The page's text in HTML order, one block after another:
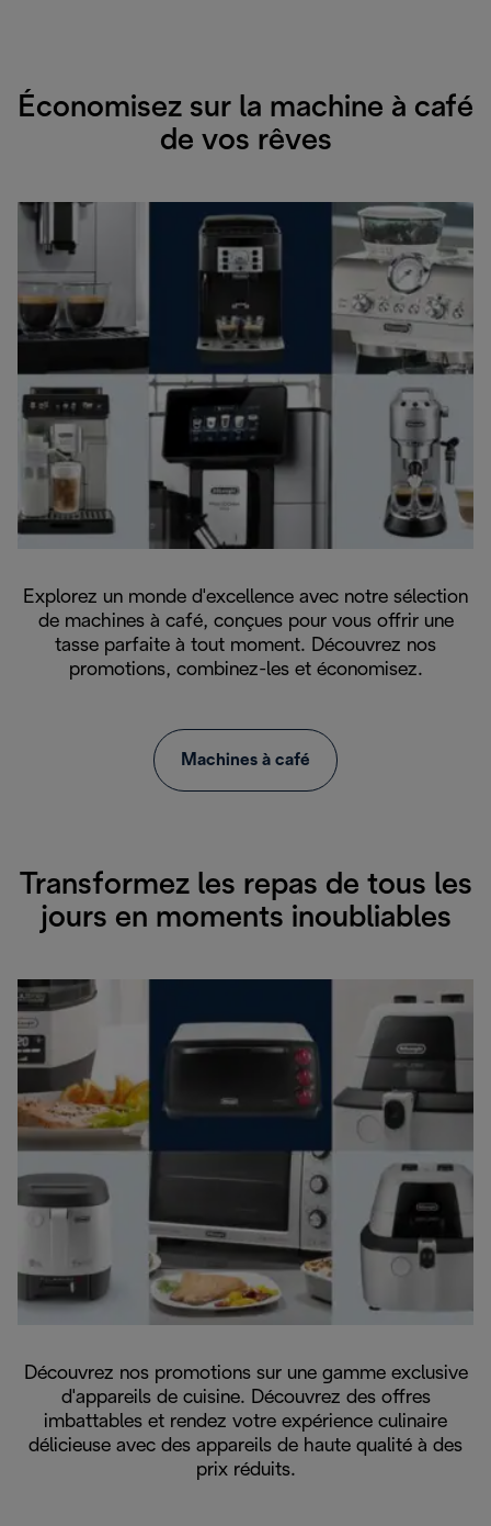
Économisez sur la machine à café
de vos rêves
Explorez un monde d'excellence avec notre sélection
de machines à café, conçues pour vous offrir une
tasse parfaite à tout moment. Découvrez nos
promotions, combinez-les et économisez.
Machines à café
Transformez les repas de tous les
jours en moments inoubliables
Découvrez nos promotions sur une gamme exclusive
d'appareils de cuisine. Découvrez des offres
imbattables et rendez votre expérience culinaire
délicieuse avec des appareils de haute qualité à des
prix réduits.